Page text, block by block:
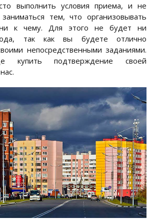
выполнить условия приема, и не
тем, что организовывать
к чему. Для этого не будет ни
так как вы будете отлично
непосредственными заданиями.
купить подтверждение своей